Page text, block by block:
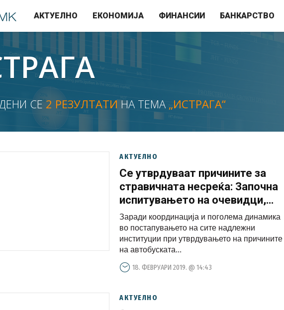
АКТУЕЛНО ЕКОНОМИЈА ФИНАНСИИ БАНКАРСТВО
СЕ2 РЕЗУЛТАТИНА ТЕМА „ИСТРАГА“
АКТУЕЛНО
Се утврдуваат причините за
стравичната несреќа: Започна
испитувањето на очевидци,
исказ ќе даде и возачот на
автобусот
Заради координација и поголема динамика
во постапувањето на сите надлежни
институции при утврдувањето на причините
на автобуската...
18. ФЕВРУАРИ 2019. @ 14:43
АКТУЕЛНО